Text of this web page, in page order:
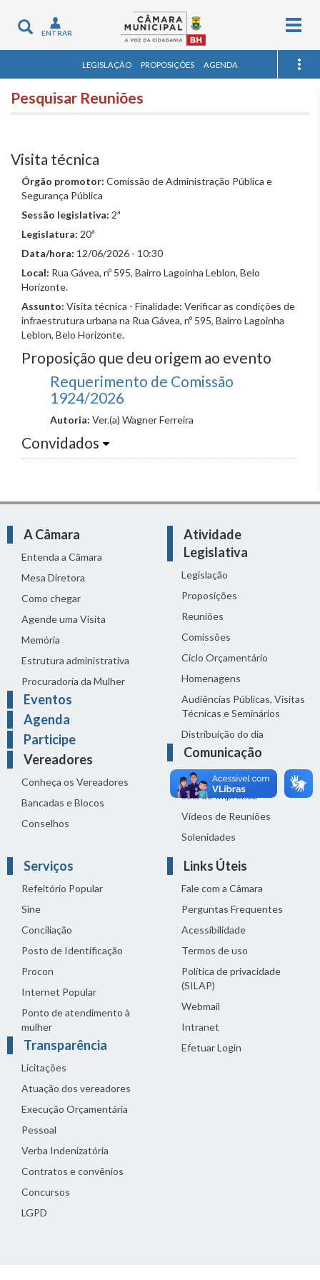
Toggle
navigation
ENTRAR
LEGISLAÇÃO PROPOSIÇÕES AGENDA
Pesquisar Reuniões
Visita técnica
Órgão promotor: Comissão de Administração Pública e
Segurança Pública
Sessão legislativa: 2ª
Legislatura: 20ª
Data/hora: 12/06/2026 - 10:30
Local: Rua Gávea, nº 595, Bairro Lagoinha Leblon, Belo
Horizonte.
Assunto: Visita técnica - Finalidade: Verificar as condições de
infraestrutura urbana na Rua Gávea, nº 595, Bairro Lagoinha
Leblon, Belo Horizonte.
Proposição que deu origem ao evento
Requerimento de Comissão
1924/2026
Autoria: Ver.(a) Wagner Ferreira
Convidados
A Câmara
Entenda a Câmara
Mesa Diretora
Como chegar
Agende uma Visita
Memória
Estrutura administrativa
Procuradoria da Mulher
Eventos
Agenda
Participe
Vereadores
Conheça os Vereadores
Bancadas e Blocos
Conselhos
Atividade
Legislativa
Legislação
Proposições
Reuniões
Comissões
Ciclo Orçamentário
Homenagens
Audiências Públicas, Visitas
Técnicas e Seminários
Distribuição do dia
Comunicação
Notícias
Sala de Imprensa
Vídeos de Reuniões
Solenidades
Serviços
Refeitório Popular
Sine
Conciliação
Posto de Identificação
Procon
Internet Popular
Ponto de atendimento à
mulher
Transparência
Licitações
Atuação dos vereadores
Execução Orçamentária
Pessoal
Verba Indenizatória
Contratos e convênios
Concursos
LGPD
Links Úteis
Fale com a Câmara
Perguntas Frequentes
Acessibilidade
Termos de uso
Política de privacidade
(SILAP)
Webmail
Intranet
Efetuar Login